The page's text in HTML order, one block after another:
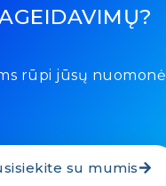
rūpi jūsų nuomonė
su mumis